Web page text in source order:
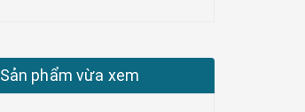
Sản phẩm vừa xem